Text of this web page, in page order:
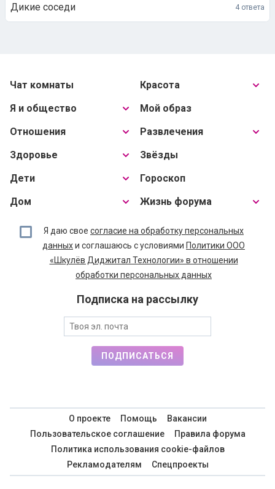
Дикие соседи 4 ответа
Чат комнаты
Я и общество
Отношения
Здоровье
Дети
Дом
Красота
Мой образ
Развлечения
Звёзды
Гороскоп
Жизнь форума
Я даю свое согласие на обработку персональных
данныхи соглашаюсь с условиями Политики ООО
«Шкулёв Диджитал Технологии» в отношении
обработки персональных данных
Подписка на рассылку
ПОДПИСАТЬСЯ
О проекте Помощь
Вакансии
Пользовательское соглашение
Правила форума
Политика использования cookie-файлов
Рекламодателям
Спецпроекты